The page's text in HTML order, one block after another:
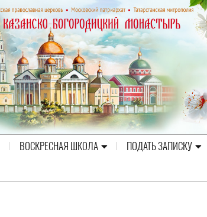
ВОСКРЕСНАЯ ШКОЛА ПОДАТЬ ЗАПИСКУ